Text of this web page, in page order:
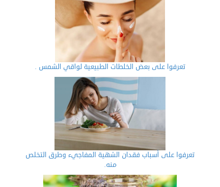
تعرفوا على بعض الخلطات الطبيعية لواقي الشمس .
تعرفوا على أسباب فقدان الشهية المفاجيء وطرق التخلص
منه.